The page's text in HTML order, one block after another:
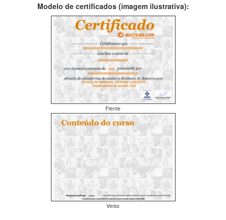
Modelo de certificados (imagem ilustrativa):
Frente
Verso